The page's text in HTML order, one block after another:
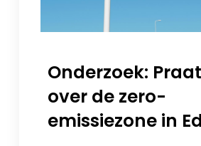
Onderzoek:
over de zero-
emissiezone in